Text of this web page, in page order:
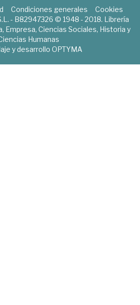
Condiciones generales
Cookies
- B82947326 © 1948 - 2018. Librería
Empresa, Ciencias Sociales, Historia y
Humanas
y desarrollo OPTYMA